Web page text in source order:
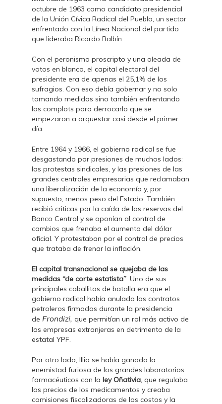
octubre de 1963 como candidato presidencial
de la Unión Cívica Radical del Pueblo, un sector
enfrentado con la Línea Nacional del partido
que lideraba Ricardo Balbín.
Con el peronismo proscripto y una oleada de
votos en blanco, el capital electoral del
presidente era de apenas el 25,1% de los
sufragios. Con eso debía gobernar y no solo
tomando medidas sino también enfrentando
los complots para derrocarlo que se
empezaron a orquestar casi desde el primer
día.
Entre 1964 y 1966, el gobierno radical se fue
desgastando por presiones de muchos lados:
las protestas sindicales, y las presiones de las
grandes centrales empresarias que reclamaban
una liberalización de la economía y, por
supuesto, menos peso del Estado. También
recibió criticas por la caída de las reservas del
Banco Central y se oponían al control de
cambios que frenaba el aumento del dólar
oficial. Y protestaban por el control de precios
que trataba de frenar la inflación.
El capital transnacional se quejaba de las
medidas “de corte estatista”. Uno de sus
principales caballitos de batalla era que el
gobierno radical había anulado los contratos
petroleros firmados durante la presidencia
de Frondizi, que permitían un rol más activo de
las empresas extranjeras en detrimento de la
estatal YPF.
Por otro lado, Illia se había ganado la
enemistad furiosa de los grandes laboratorios
farmacéuticos con la ley Oñativia, que regulaba
los precios de los medicamentos y creaba
comisiones fiscalizadoras de los costos y la